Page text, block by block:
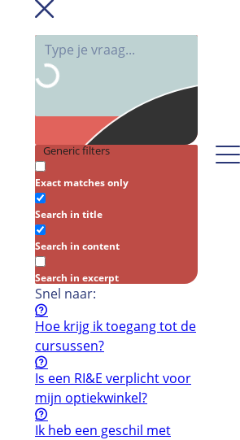
Generic filters
Exact matches only
Search in title
Search in content
Search in excerpt
Snel naar:
Hoe krijg ik toegang tot de
cursussen?
Is een RI&E verplicht voor
mijn optiekwinkel?
Ik heb een geschil met